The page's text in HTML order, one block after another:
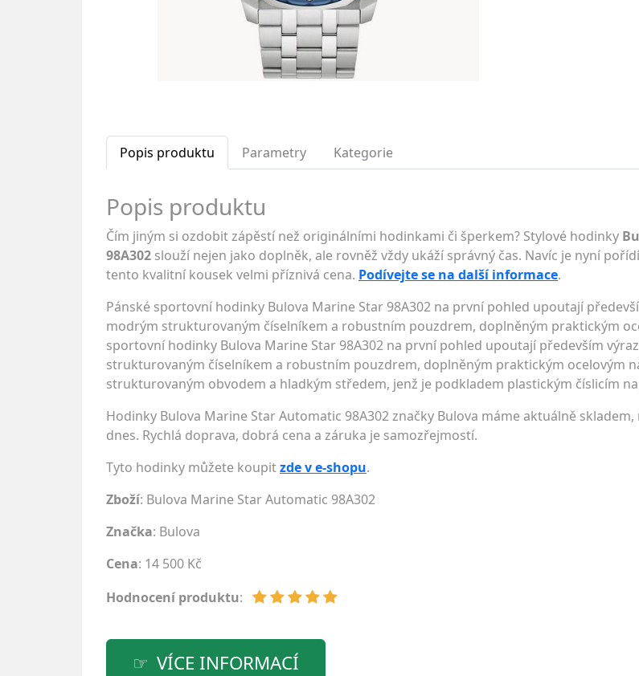
Popis produktu Parametry Kategorie
Popis produktu
Čím jiným si ozdobit zápěstí než originálními hodinkami či šperkem? Stylové hodinky
98A302 slouží nejen jako doplněk, ale rovněž vždy ukáží správný čas. Navíc je nyní
tento kvalitní kousek velmi příznivá cena. Podívejte se na další informace.
Pánské sportovní hodinky Bulova Marine Star 98A302 na první pohled upoutají
modrým strukturovaným číselníkem a robustním pouzdrem, doplněným praktickým
sportovní hodinky Bulova Marine Star 98A302 na první pohled upoutají především
strukturovaným číselníkem a robustním pouzdrem, doplněným praktickým ocelovým
strukturovaným obvodem a hladkým středem, jenž je podkladem plastickým číslicím
Hodinky Bulova Marine Star Automatic 98A302 značky Bulova máme aktuálně
dnes. Rychlá doprava, dobrá cena a záruka je samozřejmostí.
Tyto hodinky můžete koupitzde v e-shopu.
Zboží: Bulova Marine Star Automatic 98A302
Značka: Bulova
Cena: 14 500 Kč
Hodnocení produktu:
VÍCE INFORMACÍ